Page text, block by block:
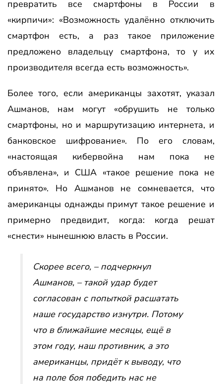
превратить все смартфоны в России в
«кирпичи»: «Возможность удалённо отключить
смартфон есть, а раз такое приложение
предложено владельцу смартфона, то у их
производителя всегда есть возможность».
Более того, если американцы захотят, указал
Ашманов, нам могут «обрушить не только
смартфоны, но и маршрутизацию интернета, и
банковское шифрование». По его словам,
«настоящая кибервойна нам пока не
объявлена», и США «такое решение пока не
принято». Но Ашманов не сомневается, что
американцы однажды примут такое решение и
примерно предвидит, когда: когда решат
«снести» нынешнюю власть в России.
Скорее всего, – подчеркнул
Ашманов, – такой удар будет
согласован с попыткой расшатать
наше государство изнутри. Потому
что в ближайшие месяцы, ещё в
этом году, наш противник, а это
американцы, придёт к выводу, что
на поле боя победить нас не